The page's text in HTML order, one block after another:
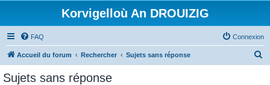
Korvigelloù An DROUIZIG
FAQ Connexion
Accueil du forum Rechercher Sujets sans réponse
Sujets sans réponse